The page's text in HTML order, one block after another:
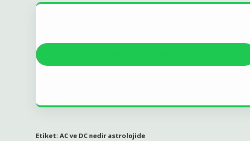
Etiket: AC ve DC nedir astrolojide